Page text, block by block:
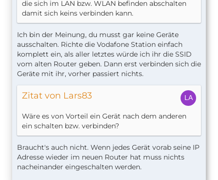
die sich im LAN bzw. WLAN befinden abschalten
damit sich keins verbinden kann.
Ich bin der Meinung, du musst gar keine Geräte
ausschalten. Richte die Vodafone Station einfach
komplett ein, als aller letztes würde ich ihr die SSID
vom alten Router geben. Dann erst verbinden sich die
Geräte mit ihr, vorher passiert nichts.
Zitat von Lars83
Wäre es von Vorteil ein Gerät nach dem anderen
ein schalten bzw. verbinden?
Braucht's auch nicht. Wenn jedes Gerät vorab seine IP
Adresse wieder im neuen Router hat muss nichts
nacheinander eingeschalten werden.